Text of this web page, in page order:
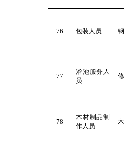
76 包装人员
77
浴池服务人
员
78
木材制品制
作人员